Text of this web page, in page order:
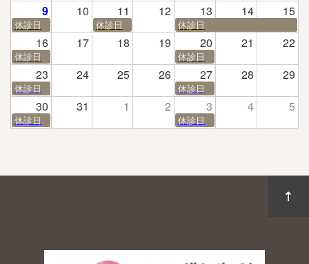
9 10 11 12 13 14 15
休診日 休診日 休診日
16 17 18 19 20 21 22
休診日 休診日
23 24 25 26 27 28 29
休診日 休診日
30 31 1 2 3 4 5
休診日 休診日